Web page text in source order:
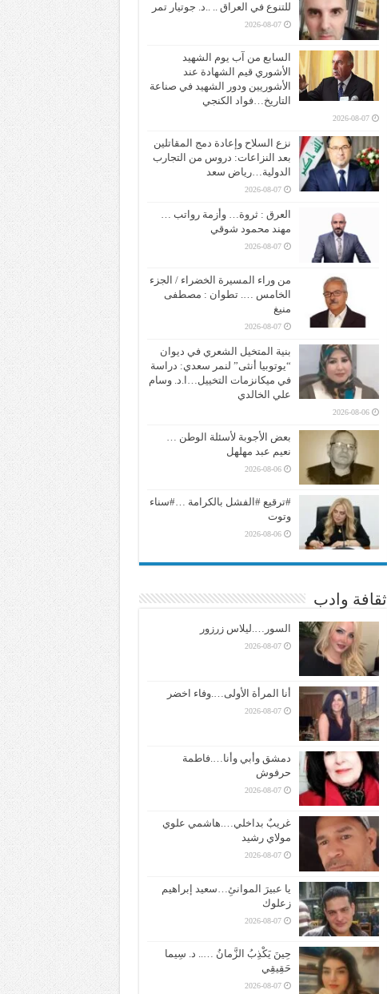
للتنوع في العراق .. ..د. جوتيار تمر
2026-08-07
السابع من آب يوم الشهيد
الأشوري قيم الشهادة عند
الأشوريين ودور الشهيد في صناعة
التاريخ…فواد الكنجي
2026-08-07
نزع السلاح وإعادة دمج المقاتلين
بعد النزاعات: دروس من التجارب
الدولية…رياض سعد
2026-08-07
العرق : ثروة… وأزمة رواتب …
مهند محمود شوقي
2026-08-07
من وراء المسيرة الخضراء / الجزء
الخامس …. تطوان : مصطفى
منيغ
2026-08-07
بنية المتخيل الشعري في ديوان
“يوتوبيا أنثى” لنمر سعدي: دراسة
في ميكانزمات التخييل…ا.د. وسام
علي الخالدي
2026-08-06
بعض الأجوبة لأسئلة الوطن …
نعيم عبد مهلهل
2026-08-06
#ترقيع #الفشل بالكرامة …#سناء
وتوت
2026-08-06
ثقافة وادب
السور….ليلاس زرزور
2026-08-07
أنا المرأة الأولى….وفاء اخضر
2026-08-07
دمشق وأبي وأنا….فاطمة
حرفوش
2026-08-07
غريبٌ بداخلي….هاشمي علوي
مولاي رشيد
2026-08-07
يا عبيرَ الموانئِ…سعيد إبراهيم
زعلوك
2026-08-07
حِينَ يَكْذِبُ الزَّمانُ ….. د. سِيما
حَقِيقِي
2026-08-07